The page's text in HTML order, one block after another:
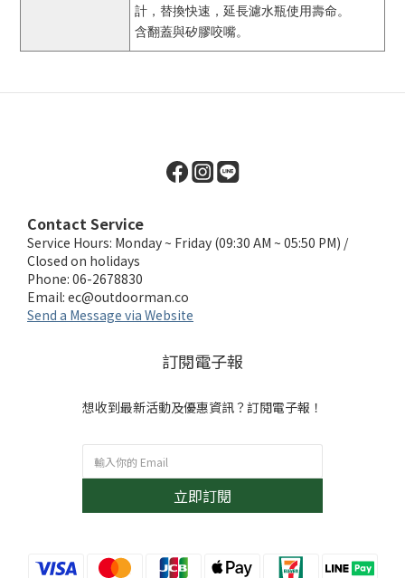
計，替換快速，延長濾水瓶使用壽命。
含翻蓋與矽膠咬嘴。
Contact Service
Service Hours: Monday ~ Friday (09:30 AM ~ 05:50 PM) /
Closed on holidays
Phone: 06-2678830
Email: ec@outdoorman.co
Send a Message via Website
訂閱電子報
想收到最新活動及優惠資訊？訂閱電子報！
立即訂閱